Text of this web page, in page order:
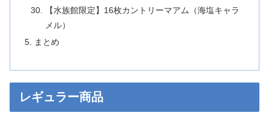
【水族館限定】16枚カントリーマアム（海塩キャラ
メル）
まとめ
レギュラー商品